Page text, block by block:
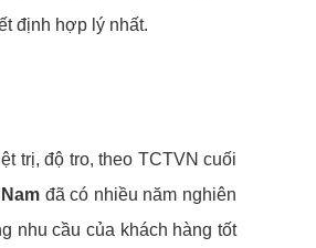
định hợp lý nhất.
trị, độ tro, theo TCTVN cuối
đã có nhiều năm nghiên
nhu cầu của khách hàng tốt